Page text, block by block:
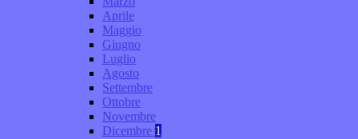
Aprile
Maggio
Giugno
Luglio
Agosto
Settembre
Ottobre
Novembre
Dicembre 1